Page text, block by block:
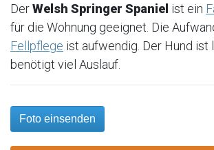
DerWelsh Springer Spaniel ist ein
für die Wohnung geeignet. Die
Fellpflege ist aufwendig. Der Hund ist
benötigt viel Auslauf.
Foto einsenden